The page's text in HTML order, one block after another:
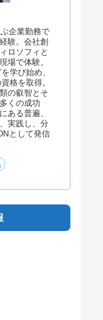
企業勤務で
験。会社創
ロソフィと
場で体験。
学び始め、
格を取得。
の叡智とそ
くの成功
ある普遍、
実践し、分
として発信